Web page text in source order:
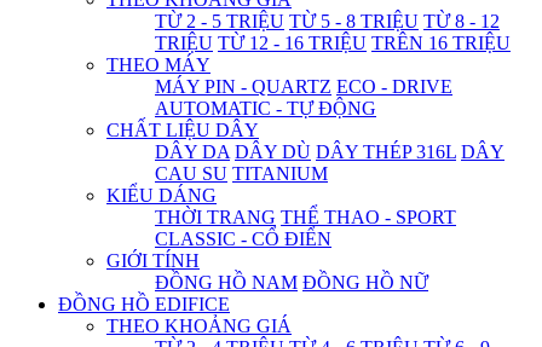
TỪ 2 - 5 TRIỆU TỪ 5 - 8 TRIỆU TỪ 8 - 12
TRIỆU TỪ 12 - 16 TRIỆU TRÊN 16 TRIỆU
THEO MÁY
MÁY PIN - QUARTZ ECO - DRIVE
AUTOMATIC - TỰ ĐỘNG
CHẤT LIỆU DÂY
DÂY DA DÂY DÙ DÂY THÉP 316L DÂY
CAU SU TITANIUM
KIỂU DÁNG
THỜI TRANG THỂ THAO - SPORT
CLASSIC - CỔ ĐIỂN
GIỚI TÍNH
ĐỒNG HỒ NAM ĐỒNG HỒ NỮ
ĐỒNG HỒ EDIFICE
THEO KHOẢNG GIÁ